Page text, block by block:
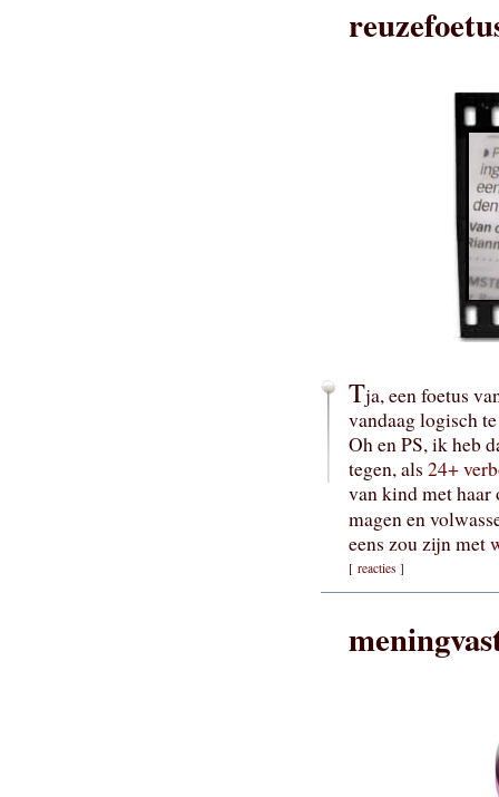
Tja, een foetus
vandaag logisch
Oh en PS, ik heb
tegen, als 24+
van kind met haar
magen en
eens zou zijn met
[ reacties ]